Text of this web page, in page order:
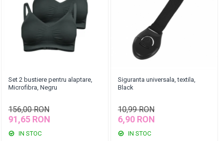
Set 2 bustiere pentru alaptare,
Microfibra, Negru
156,00 RON
91,65 RON
IN STOC
Siguranta universala, textila,
Black
10,99 RON
6,90 RON
IN STOC